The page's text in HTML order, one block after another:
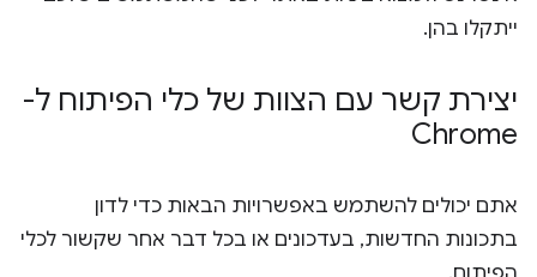
ייתקלו בהן.
יצירת קשר עם הצוות של כלי הפיתוח ל-
Chrome
אתם יכולים להשתמש באפשרויות הבאות כדי לדון
בתכונות החדשות, בעדכונים או בכל דבר אחר שקשור לכלי